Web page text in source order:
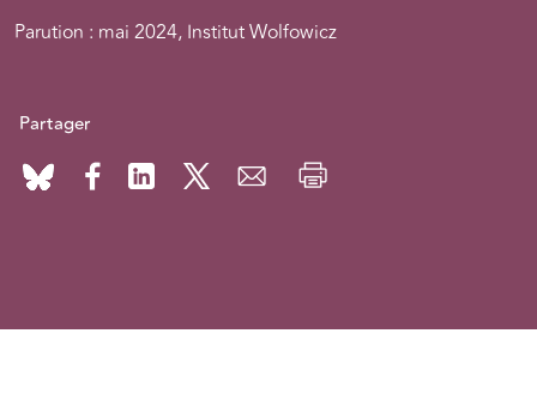
Parution : mai 2024, Institut Wolfowicz
Partager